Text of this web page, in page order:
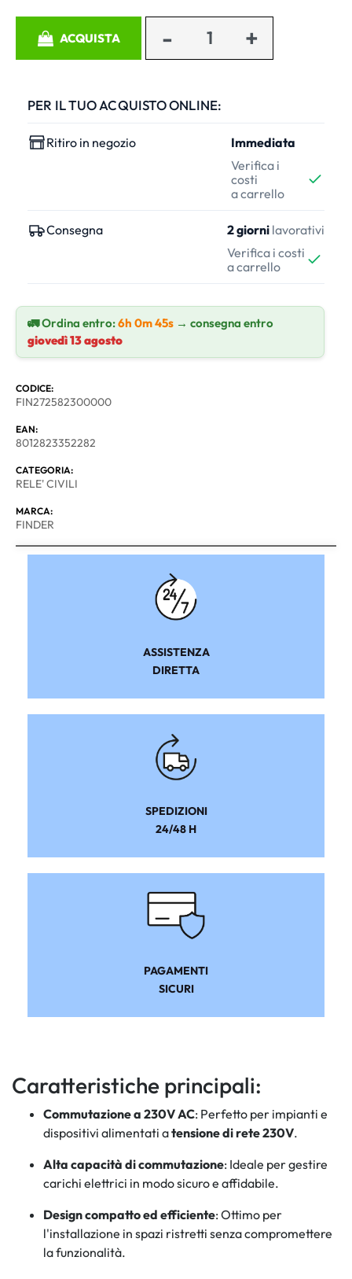
ACQUISTA
PER IL TUO ACQUISTO ONLINE:
Ritiro in negozio
Immediata
Verifica i
costi
a carrello
Consegna 2 giorni lavorativi
Verifica i costi
a carrello
🚛 Ordina entro:6h 0m 44s → consegna entro
giovedì 13 agosto
CODICE:
FIN272582300000
EAN:
8012823352282
CATEGORIA:
RELE' CIVILI
MARCA:
FINDER
ASSISTENZA
DIRETTA
SPEDIZIONI
24/48 H
PAGAMENTI
SICURI
Caratteristiche principali:
Commutazione a 230V AC: Perfetto per impianti e
dispositivi alimentati atensione di rete 230V.
Alta capacità di commutazione: Ideale per gestire
carichi elettrici in modo sicuro e affidabile.
Design compatto ed efficiente: Ottimo per
l'installazione in spazi ristretti senza compromettere
la funzionalità.